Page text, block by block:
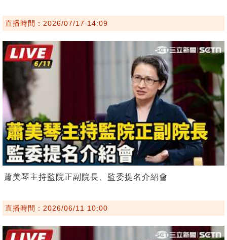
直播時間：2026/07/17 14:09
蕭美琴主持監院正副院長、監委提名介紹會
直播時間：2026/06/11 10:00